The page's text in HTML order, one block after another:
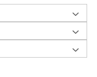
prin lărgirea orificiului
în timpul înșurubării
la înșurubare,
corectă și transfer